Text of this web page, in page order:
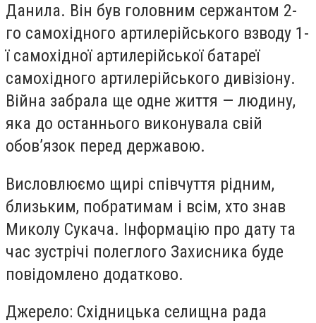
Данила. Він був головним сержантом 2-
го самохідного артилерійського взводу 1-
ї самохідної артилерійської батареї
самохідного артилерійського дивізіону.
Війна забрала ще одне життя — людину,
яка до останнього виконувала свій
обов’язок перед державою.
Висловлюємо щирі співчуття рідним,
близьким, побратимам і всім, хто знав
Миколу Сукачa. Інформацію про дату та
час зустрічі полеглого Захисника буде
повідомлено додатково.
Джерело: Східницька селищна рада